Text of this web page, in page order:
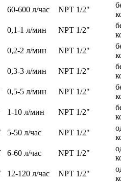
60-600 л/час NPT 1/2"
0,1-1 л/мин NPT 1/2"
0,2-2 л/мин NPT 1/2"
0,3-3 л/мин NPT 1/2"
0,5-5 л/мин NPT 1/2"
1-10 л/мин NPT 1/2"
5-50 л/час NPT 1/2"
6-60 л/час NPT 1/2"
12-120 л/час NPT 1/2"